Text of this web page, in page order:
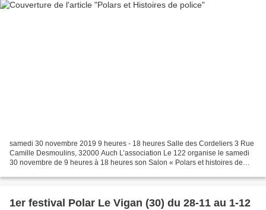
samedi 30 novembre 2019 9 heures - 18 heures Salle des Cordeliers 3 Rue
Camille Desmoulins, 32000 Auch L’association Le 122 organise le samedi
30 novembre de 9 heures à 18 heures son Salon « Polars et histoires de
1er festival Polar Le Vigan (30) du 28-11 au 1-12